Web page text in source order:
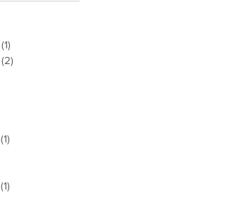
(1)
(2)
(1)
(1)